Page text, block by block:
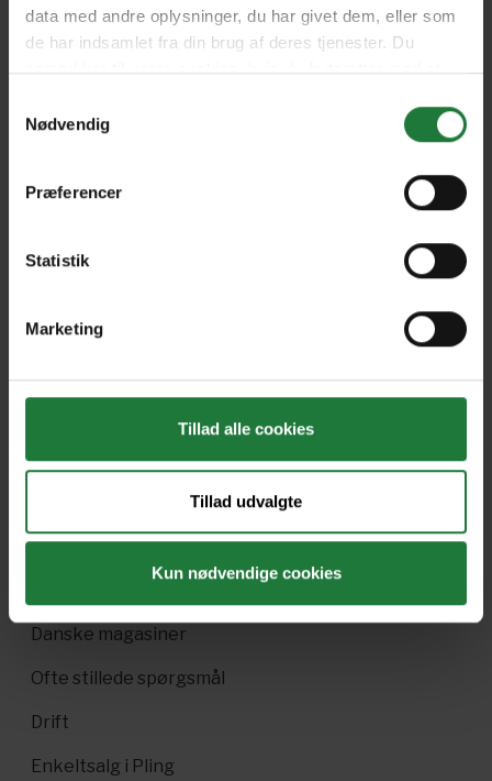
data med andre oplysninger, du har givet dem, eller som
de har indsamlet fra din brug af deres tjenester. Du
samtykker til vores cookies, hvis du fortsætter med at
Nødvendig
Præferencer
Statistik
Marketing
Tillad alle cookies
Tillad udvalgte
Kun nødvendige cookies
Oct/Nov 2023 Oordgids 2023
Aug/Sep 2023
Næste
Nyt i Pling
Pling Favorit
Danske magasiner
Ofte stillede spørgsmål
Drift
Enkeltsalg i Pling